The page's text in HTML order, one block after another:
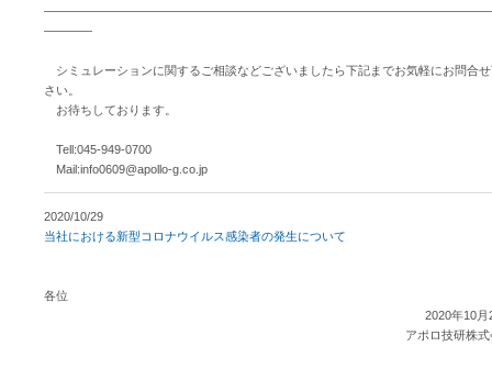
――――
シミュレーションに関するご相談などございましたら下記までお気軽にお問合
さい。
お待ちしております。
Tell:045-949-0700
Mail:info0609@apollo-g.co.jp
2020/10/29
当社における新型コロナウイルス感染者の発生について
各位
2020年10月
アポロ技研株